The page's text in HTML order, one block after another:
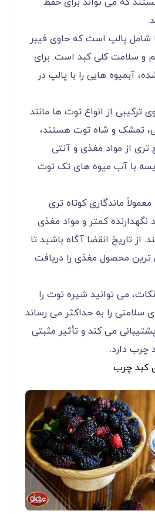
شامل پالپ است که حاوی فیبر
و سلامت کلی کبد است. برای
آبمیوه هایی را با پالپ در
ترکیبی از انواع توت ها مانند
تمشک و شاه توت هستند،
از مواد مغذی و آنتی
با آب میوه های تک توت
ماندگاری کوتاه تری
نگهدارنده کمتر و مواد مغذی
تاریخ انقضا آگاه باشید تا
محصول مغذی را دریافت
می توانید شیره توت را
سلامتی را به حداکثر می رساند
می کند و تأثیر مثبتی
چرب دارد.
کبد چرب